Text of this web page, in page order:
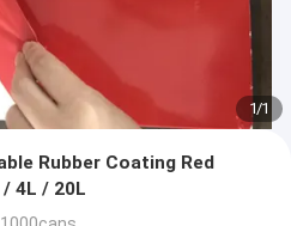
1/1
Rubber Coating Red
4L / 20L